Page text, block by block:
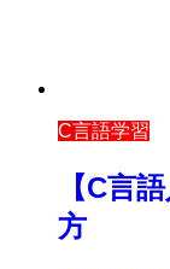
C言語学習
【C言
方